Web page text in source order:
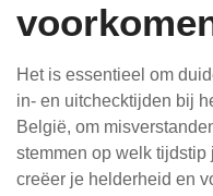
Het is essentieel om
in- en uitchecktijden bij
België, om
stemmen op welk
creëer je helderheid en